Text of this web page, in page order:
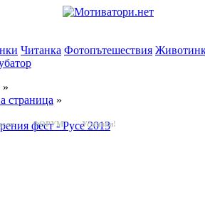
ФОРУМ Усмивки!
Читанка Фотопътешествия
»
страница »
фест - Русе 2013